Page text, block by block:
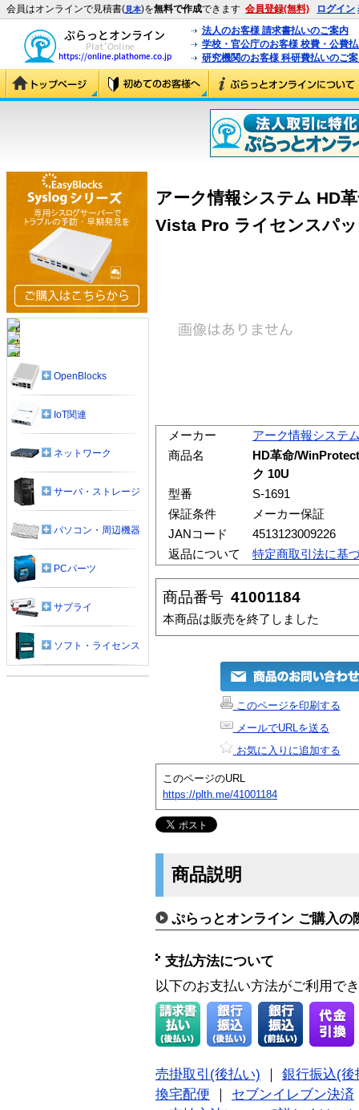
会員はオンラインで見積書(見本)を無料で作成できます 会員登録(無料) ログイン
法人のお客様 請求書払いのご案内
学校・官公庁のお客様 校費・公費
研究機関のお客様 科研費払いのご
アーク情報システム HD
Vista Pro ライセンスパ
メーカー
アーク情報システ
商品名
HD革命/
ク 10U
型番
S-1691
保証条件
メーカー保証
JANコード
4513123009226
返品について
特定商取引法に基
商品番号 41001184
本商品は販売を終了しました
このページを印刷する
メールでURLを送る
お気に入りに追加する
このページのURL
https://plth.me/41001184
商品説明
ぷらっとオンライン ご購入の
支払方法について
以下のお支払い方法がご利用で
売掛取引(後払い)
銀行振込(後
換宅配便
セブンイレブン決済
OpenBlocks
IoT関連
ネットワーク
サーバ・ストレージ
パソコン・周辺機器
PCパーツ
サプライ
ソフト・ライセンス